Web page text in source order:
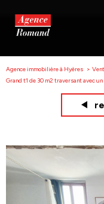
Agence immobilière à Hyères
Grand t1 de 30 m2 traversant avec